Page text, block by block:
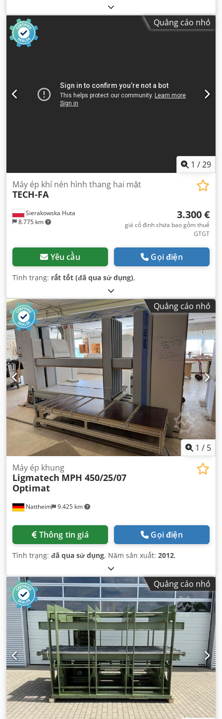
Quảng cáo nhỏ
1 /29
Sierakowska Huta
8.775 km
Máy ép khí nén hình thang hai mặt
TECH-FA
3.300 €
giá cố định chưa bao gồm thuế
GTGT
Yêu cầu Gọi điện
Tình trạng: rất tốt (đã qua sử dụng),
Quảng cáo nhỏ
1 / 5
Nattheim 9.425 km
Máy ép khung
Ligmatech MPH 450/25/07
Optimat
Thông tin giá Gọi điện
Tình trạng: đã qua sử dụng, Năm sản xuất: 2012,
Quảng cáo nhỏ